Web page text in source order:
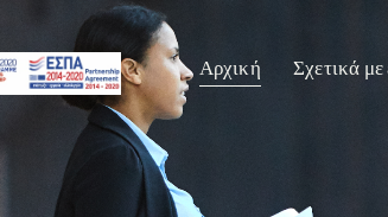
Αρχική Σχετικά με